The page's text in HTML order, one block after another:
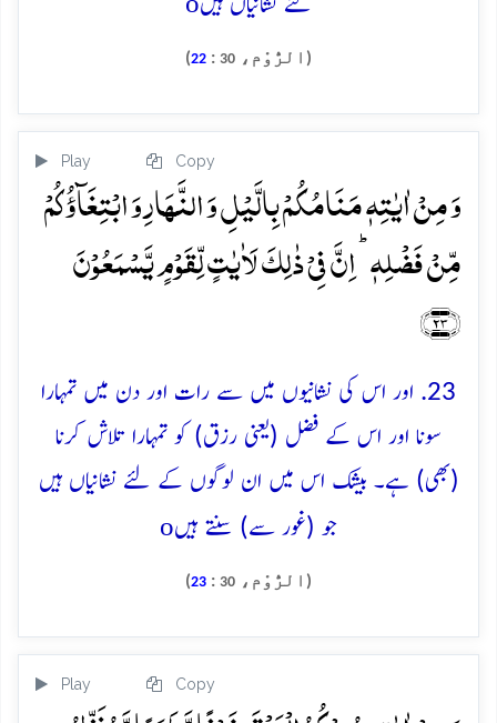
(الرُّوْم، 30
:
22
)
Play Copy
وَ مِنۡ اٰیٰتِہٖ مَنَامُکُمۡ بِالَّیۡلِ وَ النَّہَارِ وَ ابۡتِغَآؤُکُمۡ
مِّنۡ فَضۡلِہٖ ؕ اِنَّ فِیۡ ذٰلِکَ لَاٰیٰتٍ لِّقَوۡمٍ یَّسۡمَعُوۡنَ
﴿۲۳﴾
23. اور اس کی نشانیوں میں سے رات اور دن میں تمہارا
سونا اور اس کے فضل (یعنی رزق) کو تمہارا تلاش کرنا
(بھی) ہے۔ بیشک اس میں ان لوگوں کے لئے نشانیاں ہیں
جو (غور سے) سنتے ہیںo
(الرُّوْم، 30
:
23
)
Play Copy